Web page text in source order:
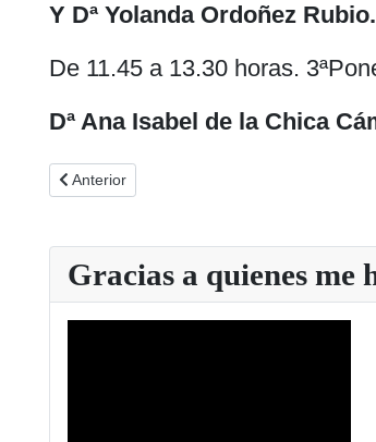
Y Dª Yolanda Ordoñez Rubio.
De 11.45 a 13.30 horas.
Dª Ana Isabel de la Chica
Artículo anterior: Clausura, entrega de
Anterior
Gracias a quienes me